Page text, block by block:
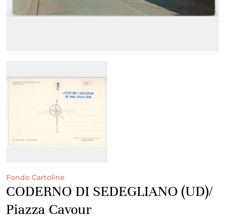
Fondo Cartoline
CODERNO DI SEDEGLIANO (UD)/
Piazza Cavour